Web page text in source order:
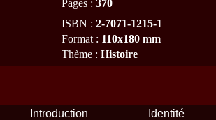
Pages : 370
ISBN : 2-7071-1215-1
Format : 110x180 mm
Thème : Histoire
Introduction Identité